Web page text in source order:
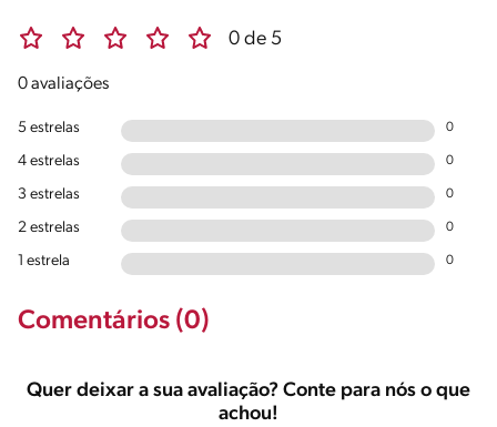
0 de 5
0 avaliações
5 estrelas 0
4 estrelas 0
3 estrelas 0
2 estrelas 0
1 estrela 0
Comentários (0)
Quer deixar a sua avaliação? Conte para nós o que
achou!